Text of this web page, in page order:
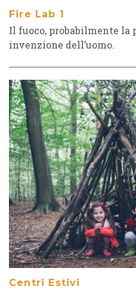
Fire Lab 1
Il fuoco, probabilmente la
invenzione dell’uomo.
Centri Estivi